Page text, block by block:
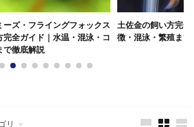
ーズ・フライングフォックス
完全ガイド｜水温・混泳・コ
で徹底解説
土佐金の飼い方完
徴・混泳・繁殖まで
リ